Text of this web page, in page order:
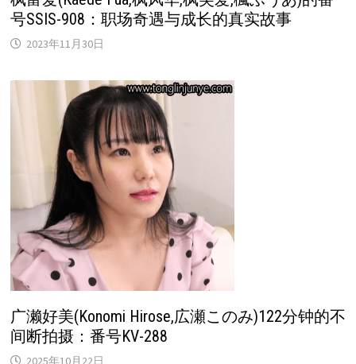
号SSIS-908：职场奇遇与成长的真实故事
2023年11月30日
广濑好美(Konomi Hirose,広瀬このみ)122分钟的不
间断拍摄：番号KV-288
2025年10月22日